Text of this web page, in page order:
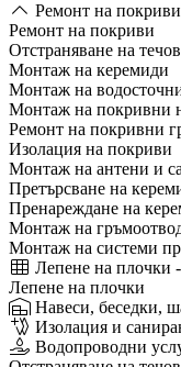
Ремонт на покриви
Ремонт на покриви
Отстраняване на
Монтаж на керемиди
Монтаж на
Монтаж на покривни
Ремонт на покривни
Изолация на покриви
Монтаж на антени и
Претърсване на
Пренареждане на
Монтаж на
Монтаж на системи
Лепене на плочки -
Лепене на плочки
Навеси, беседки,
Изолация и
Водопроводни